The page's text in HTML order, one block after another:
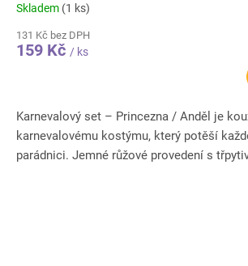
Skladem (1 ks)
131 Kč bez DPH
159 Kč / ks
Karnevalový set – Princezna / Anděl je
karnevalovému kostýmu, který potěší
parádnici. Jemné růžové provedení s